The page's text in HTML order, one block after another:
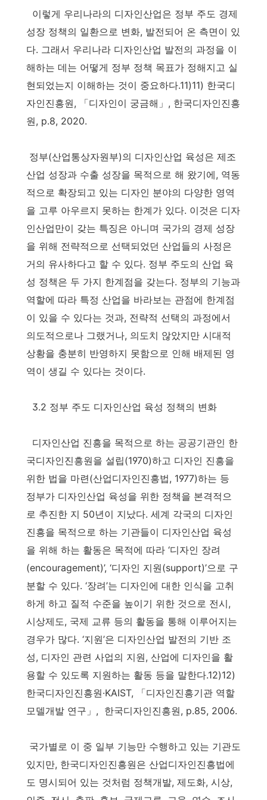
이렇게 우리나라의 디자인산업은 정부 주도 경제
성장 정책의 일환으로 변화, 발전되어 온 측면이 있
다. 그래서 우리나라 디자인산업 발전의 과정을 이
해하는 데는 어떻게 정부 정책 목표가 정해지고 실
현되었는지 이해하는 것이 중요하다.11)11) 한국디
자인진흥원, 「디자인이 궁금해」, 한국디자인진흥
원, p.8, 2020.
정부(산업통상자원부)의 디자인산업 육성은 제조
산업 성장과 수출 성장을 목적으로 해 왔기에, 역동
적으로 확장되고 있는 디자인 분야의 다양한 영역
을 고루 아우르지 못하는 한계가 있다. 이것은 디자
인산업만이 갖는 특징은 아니며 국가의 경제 성장
을 위해 전략적으로 선택되었던 산업들의 사정은
거의 유사하다고 할 수 있다. 정부 주도의 산업 육
성 정책은 두 가지 한계점을 갖는다. 정부의 기능과
역할에 따라 특정 산업을 바라보는 관점에 한계점
이 있을 수 있다는 것과, 전략적 선택의 과정에서
의도적으로나 그랬거나, 의도치 않았지만 시대적
상황을 충분히 반영하지 못함으로 인해 배제된 영
역이 생길 수 있다는 것이다.
3.2 정부 주도 디자인산업 육성 정책의 변화
디자인산업 진흥을 목적으로 하는 공공기관인 한
국디자인진흥원을 설립(1970)하고 디자인 진흥을
위한 법을 마련(산업디자인진흥법, 1977)하는 등
정부가 디자인산업 육성을 위한 정책을 본격적으
로 추진한 지 50년이 지났다. 세계 각국의 디자인
진흥을 목적으로 하는 기관들이 디자인산업 육성
을 위해 하는 활동은 목적에 따라 ‘디자인 장려
(encouragement)’, ‘디자인 지원(support)’으로 구
분할 수 있다. ‘장려’는 디자인에 대한 인식을 고취
하게 하고 질적 수준을 높이기 위한 것으로 전시,
시상제도, 국제 교류 등의 활동을 통해 이루어지는
경우가 많다. ‘지원’은 디자인산업 발전의 기반 조
성, 디자인 관련 사업의 지원, 산업에 디자인을 활
용할 수 있도록 지원하는 활동 등을 말한다.12)12)
한국디자인진흥원·KAIST, 「디자인진흥기관 역할
모델개발 연구」, 한국디자인진흥원, p.85, 2006.
국가별로 이 중 일부 기능만 수행하고 있는 기관도
있지만, 한국디자인진흥원은 산업디자인진흥법에
도 명시되어 있는 것처럼 정책개발, 제도화, 시상,